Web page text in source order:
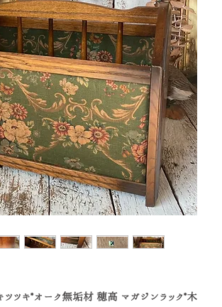
ツキ*オーク無垢材 穂高 マガジンラック*木